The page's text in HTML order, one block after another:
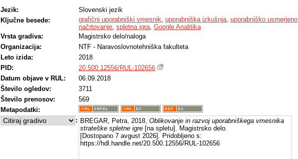
razumevanje njihovih težav ključ do uspeha. Z upoštevanjem želja igralcev so bili izbrani tisti elementi
igre, ki igralce najbolj navdušujejo. Uporabnikom je bil omogočen bolj učinkovit dostop do informacij
znotraj igre, prenovljena spletna trgovina ter personalizirani profil. Prav tako je bilo z vzpostavitvijo
medsebojnega dialoga pridobljenih veliko predlogov, ki so nam bili v pomoč pri nadaljnjih iteracijah igre.
Rezultati dela potrjujejo glavno hipotezo, ki pravi, da je tudi z majhno ekipo ustvarjalcev mogoče
zasnovati tak uporabniški vmesnik za spletno igro, ki uspešno pritegne igralce ter odraža njihove želje.
Skozi proces ustvarjanja magistrske naloge je bilo izvedeno sledenje sicer na videz majhni, a še kako
pomembni, začetni fazi nastanka spletne igre War Clicks. Rezultat je tako izdelek, ki dokazuje, da si
lahko tudi manjša ekipa ustvarjalcev, kot je Gamex Studio, uspešno izbori svoj prostor na mednarodnih
platformah za spletne igre.
Jezik:
Slovenski jezik
Ključne besede:
grafični uporabniški vmesnik, uporabniška izkušnja, uporabniško usmerjeno
načrtovanje, spletna igra, Google Analitika
Vrsta gradiva:
Magistrsko delo/naloga
Organizacija:
NTF - Naravoslovnotehniška fakulteta
Leto izida:
2018
PID:
20.500.12556/RUL-102656
Datum objave v RUL:
06.09.2018
Število ogledov:
3711
Število prenosov:
569
Metapodatki:
: BREGAR, Petra, 2018, Oblikovanje in razvoj uporabniškega vmesnika
strateške spletne igre [na spletu]. Magistrsko delo.
[Dostopano 7 avgust 2026]. Pridobljeno s:
https://hdl.handle.net/20.500.12556/RUL-102656